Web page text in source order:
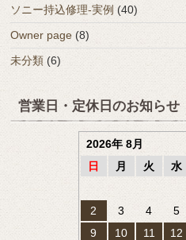
ソニー持込修理-実例 (40)
Owner page (8)
未分類 (6)
営業日・定休日のお知らせ
2026年 8月
日
月 火 水
2
3 4 5
9
10 11 12